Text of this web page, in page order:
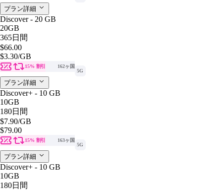
プラン詳細
Discover - 20 GB
20GB
365日間
$66.00
$3.30/GB
15% 割引
162ヶ国
5G
プラン詳細
Discover+ - 10 GB
10GB
180日間
$7.90/GB
$79.00
15% 割引
163ヶ国
5G
プラン詳細
Discover+ - 10 GB
10GB
180日間